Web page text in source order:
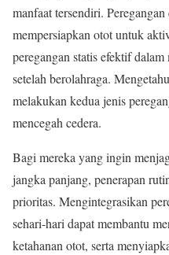
manfaat tersendiri.
mempersiapkan otot untuk
peregangan statis efektif
setelah berolahraga.
melakukan kedua jenis
mencegah cedera.
Bagi mereka yang ingin
jangka panjang, penerapan
prioritas. Mengintegrasikan
sehari-hari dapat membantu
ketahanan otot, serta